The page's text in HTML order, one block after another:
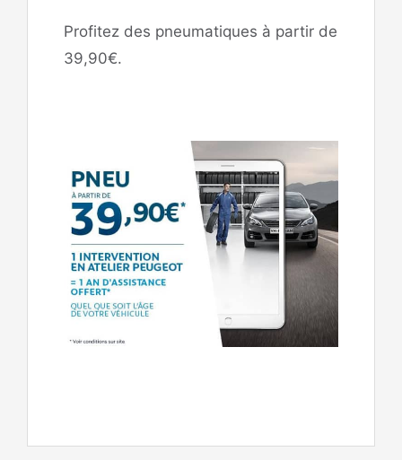
Profitez des pneumatiques à partir de
39,90€.